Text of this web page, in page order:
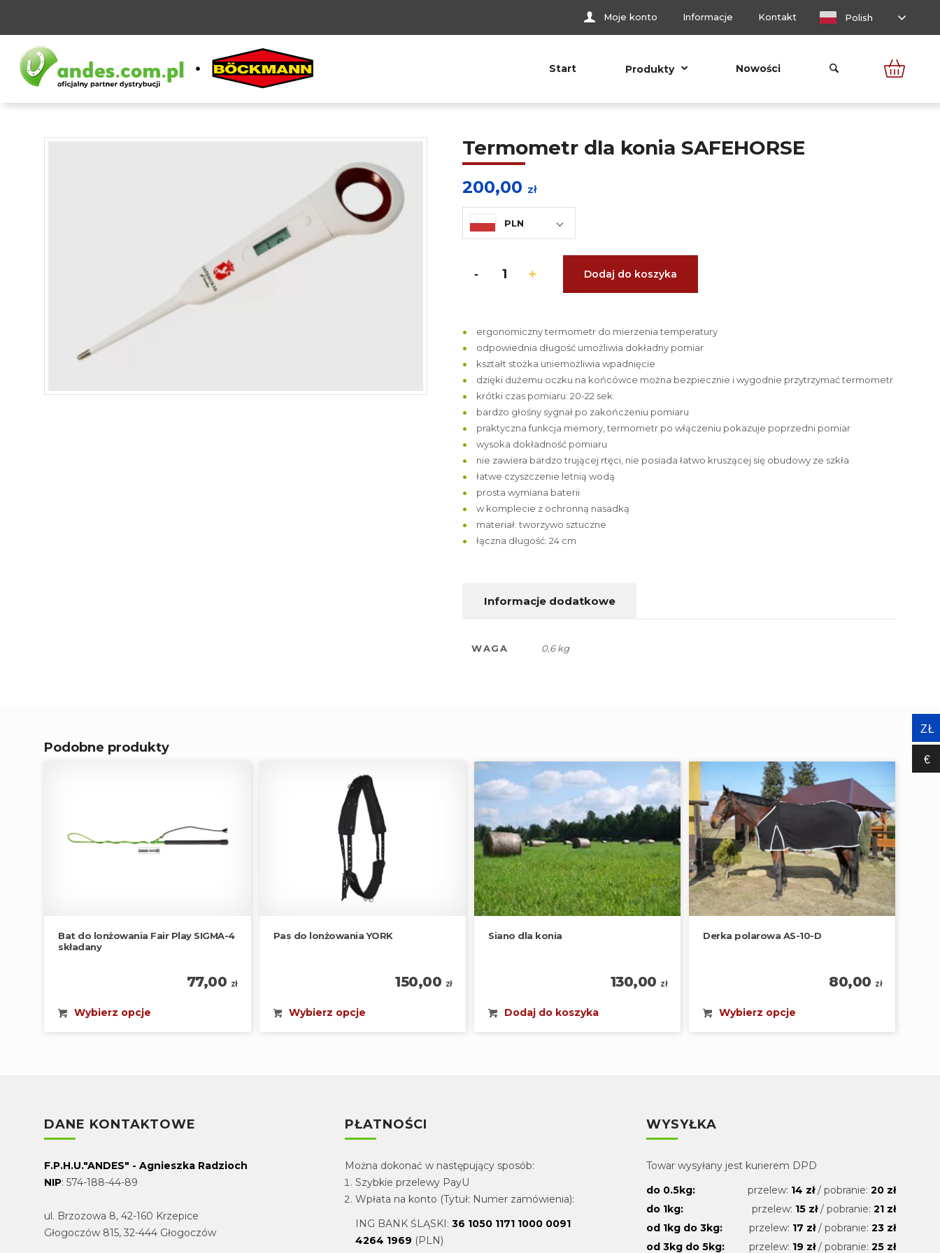
Moje konto Informacje Kontakt Polish
Start Produkty Nowości
Termometr dla konia SAFEHORSE
200,00 zł
PLN
Dodaj do koszyka
ergonomiczny termometr do mierzenia temperatury
odpowiednia długość umożliwia dokładny pomiar
kształt stożka uniemożliwia wpadnięcie
dzięki dużemu oczku na końcówce można bezpiecznie i wygodnie przytrzymać termometr
krótki czas pomiaru: 20-22 sek.
bardzo głośny sygnał po zakończeniu pomiaru
praktyczna funkcja memory, termometr po włączeniu pokazuje poprzedni pomiar
wysoka dokładność pomiaru
nie zawiera bardzo trującej rtęci, nie posiada łatwo kruszącej się obudowy ze szkła
łatwe czyszczenie letnią wodą
prosta wymiana baterii
w komplecie z ochronną nasadką
materiał: tworzywo sztuczne
łączna długość: 24 cm
Informacje dodatkowe
WAGA 0,6 kg
Podobne produkty
Bat do lonżowania Fair Play SIGMA-4
składany
77,00 zł
Wybierz opcje
Pas do lonżowania YORK
150,00 zł
Wybierz opcje
Siano dla konia
130,00 zł
Dodaj do koszyka
Derka polarowa AS-10-D
80,00 zł
Wybierz opcje
DANE KONTAKTOWE
F.P.H.U."ANDES" - Agnieszka Radzioch
NIP: 574-188-44-89
ul. Brzozowa 8, 42-160 Krzepice
Głogoczów 815, 32-444 Głogoczów
PŁATNOŚCI
Można dokonać w następujący sposób:
Szybkie przelewy PayU
Wpłata na konto (Tytuł: Numer zamówienia):
ING BANK ŚLĄSKI:36 1050 1171 1000 0091
4264 1969 (PLN)
WYSYŁKA
Towar wysyłany jest kurierem DPD
do 0.5kg:
przelew: 14 zł/ pobranie: 20 zł
do 1kg:
przelew: 15 zł/ pobranie: 21 zł
od 1kg do 3kg:
przelew: 17 zł/ pobranie: 23 zł
od 3kg do 5kg:
przelew: 19 zł/ pobranie: 25 zł
ZŁ
€‎